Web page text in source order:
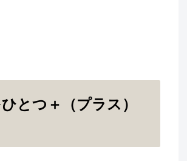
とつ＋（プラス）